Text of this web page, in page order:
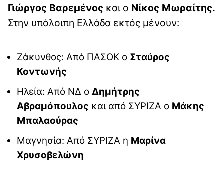
Γιώργος Βαρεμένος και ο Νίκος Μωραίτης.
Στην υπόλοιπη Ελλάδα εκτός μένουν:
Ζάκυνθος: Από ΠΑΣΟΚ ο Σταύρος
Κοντωνής
Ηλεία: Από ΝΔ ο Δημήτρης
Αβραμόπουλος και από ΣΥΡΙΖΑ ο Μάκης
Μπαλαούρας
Μαγνησία: Από ΣΥΡΙΖΑ η Μαρίνα
Χρυσοβελώνη